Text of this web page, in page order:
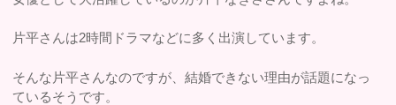
片平さんは2時間ドラマなどに多く出演しています。
そんな片平さんなのですが、結婚できない理由が話題になっ
ているそうです。